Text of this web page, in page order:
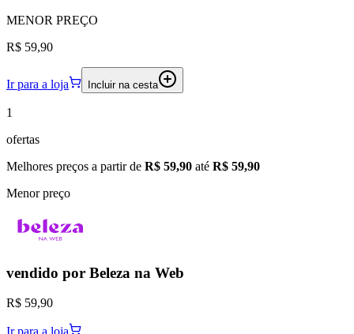
MENOR PREÇO
R$ 59,90
Ir para a loja Incluir na cesta
1
ofertas
Melhores preços a partir de R$ 59,90 até R$ 59,90
Menor preço
vendido por Beleza na Web
R$ 59,90